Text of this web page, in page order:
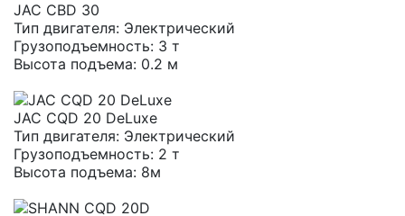
JAC CBD 30
Тип двигателя: Электрический
Грузоподъемность: 3 т
Высота подъема: 0.2 м
JAC CQD 20 DeLuxe
Тип двигателя: Электрический
Грузоподъемность: 2 т
Высота подъема: 8м